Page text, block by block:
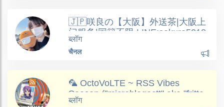
🇯🇵咲良の【大阪】外送茶|大阪上
门服务|国籍不限 LINE:sakura5218
ब्लॉग
चैनल
🦜 OctoVoLTE ~ RSS Vibes
Season ("microblogoctt" aka "fritto
misto di octospacc" e "diario di octt"
ब्लॉग